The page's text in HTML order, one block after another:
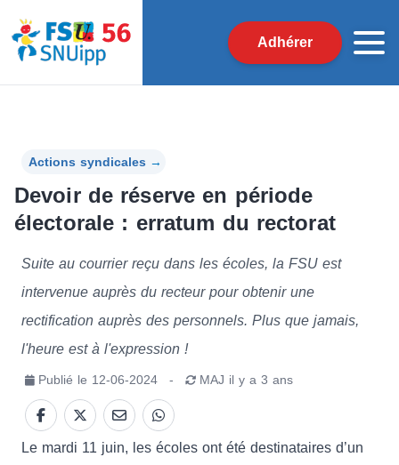
Adhérer
Actions syndicales →
Devoir de réserve en période
électorale : erratum du rectorat
Suite au courrier reçu dans les écoles, la FSU est
intervenue auprès du recteur pour obtenir une
rectification auprès des personnels. Plus que jamais,
l'heure est à l'expression !
Publié le 12-06-2024 - MAJ il y a 3 ans
Le mardi 11 juin, les écoles ont été destinataires d’un